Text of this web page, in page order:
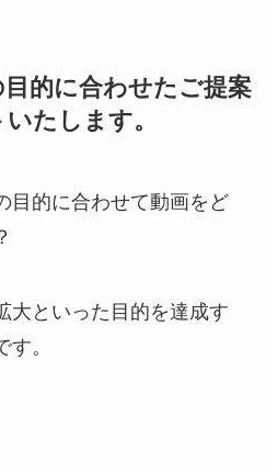
的に合わせたご提案
たします。
目的に合わせて動画をど
大といった目的を達成す
。